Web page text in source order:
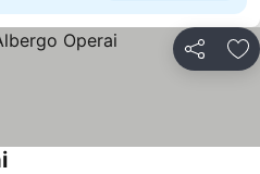
Partilhar